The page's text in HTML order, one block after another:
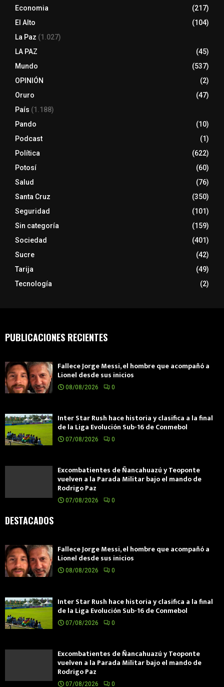
Economia
(217)
El Alto
(104)
La Paz (1.027)
LA PAZ
(45)
Mundo
(537)
OPINIÓN
(2)
Oruro
(47)
País (1.188)
Pando
(10)
Podcast
(1)
Política
(622)
Potosí
(60)
Salud
(76)
Santa Cruz
(350)
Seguridad
(101)
Sin categoría
(159)
Sociedad
(401)
Sucre
(42)
Tarija
(49)
Tecnología
(2)
PUBLICACIONES RECIENTES
Fallece Jorge Messi, el hombre que acompañó a
Lionel desde sus inicios
08/08/2026 0
Inter Star Rush hace historia y clasifica a la final
de la Liga Evolución Sub-16 de Conmebol
07/08/2026 0
Excombatientes de Ñancahuazú y Teoponte
vuelven a la Parada Militar bajo el mando de
Rodrigo Paz
07/08/2026 0
DESTACADOS
Fallece Jorge Messi, el hombre que acompañó a
Lionel desde sus inicios
08/08/2026 0
Inter Star Rush hace historia y clasifica a la final
de la Liga Evolución Sub-16 de Conmebol
07/08/2026 0
Excombatientes de Ñancahuazú y Teoponte
vuelven a la Parada Militar bajo el mando de
Rodrigo Paz
07/08/2026 0